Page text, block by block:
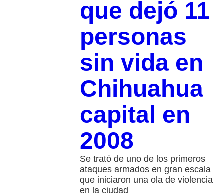
que dejó 11
personas
sin vida en
Chihuahua
capital en
2008
Se trató de uno de los primeros
ataques armados en gran escala
que iniciaron una ola de violencia
en la ciudad